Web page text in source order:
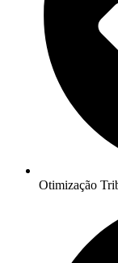
Otimização